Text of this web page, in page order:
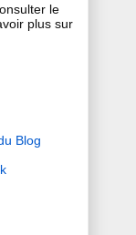
le
plus sur
Blog